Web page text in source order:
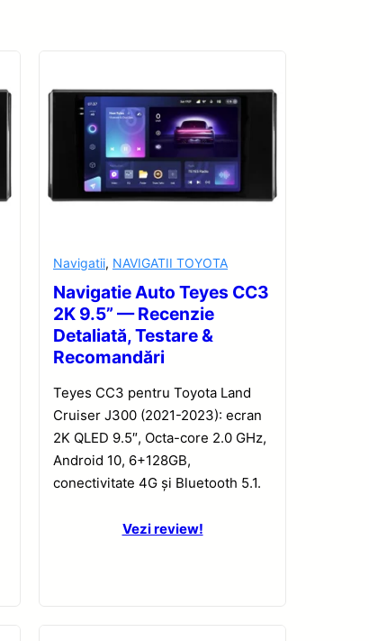
Navigatii, NAVIGATII TOYOTA
Navigatie Auto Teyes CC3
2K 9.5” — Recenzie
Detaliată, Testare &
Recomandări
Teyes CC3 pentru Toyota Land
Cruiser J300 (2021-2023): ecran
2K QLED 9.5″, Octa-core 2.0 GHz,
Android 10, 6+128GB,
conectivitate 4G și Bluetooth 5.1.
Vezi review!